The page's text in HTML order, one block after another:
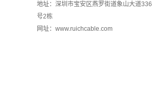
地址：深圳市宝安区燕罗街道象山大道336
号2栋
网址：www.ruichcable.com